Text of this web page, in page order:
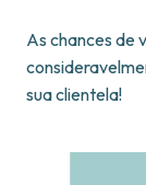
As chances de
sua clientela!